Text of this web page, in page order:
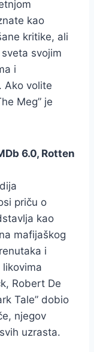
kao
kritike, ali
svojim
i
Ako volite
Meg” je
6.0, Rotten
priču o
kao
mafijaškog
i
Robert De
Tale” dobio
njegov
uzrasta.